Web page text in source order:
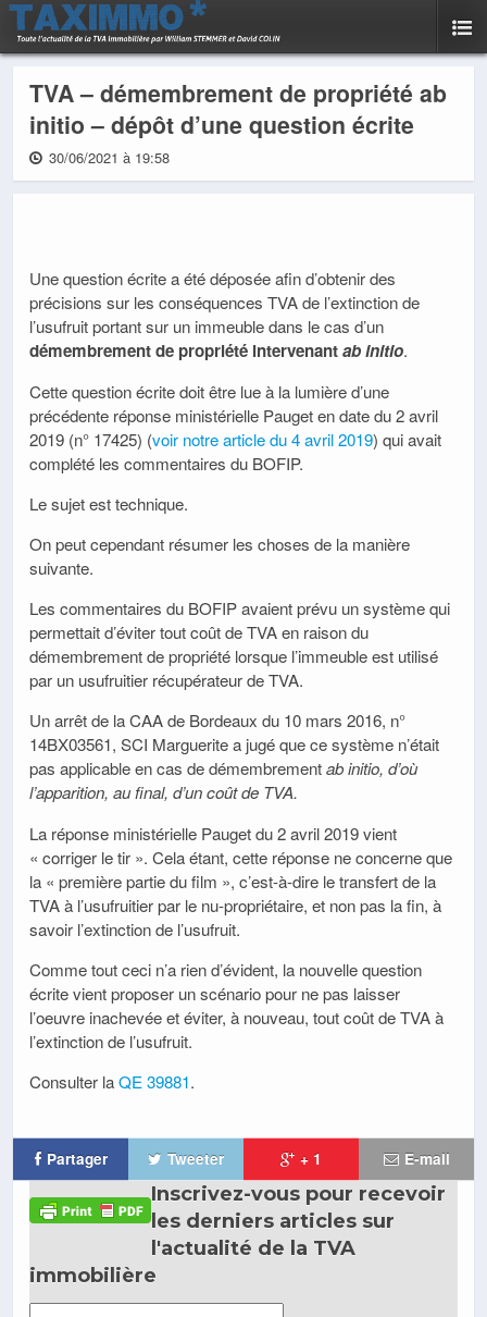
TVA – démembrement de propriété ab
initio – dépôt d’une question écrite
30/06/2021 à 19:58
Une question écrite a été déposée afin d’obtenir des
précisions sur les conséquences TVA de l’extinction de
l’usufruit portant sur un immeuble dans le cas d’un
démembrement de propriété intervenantab initio.
Cette question écrite doit être lue à la lumière d’une
précédente réponse ministérielle Pauget en date du 2 avril
2019 (n° 17425) (voir notre article du 4 avril 2019) qui avait
complété les commentaires du BOFIP.
Le sujet est technique.
On peut cependant résumer les choses de la manière
suivante.
Les commentaires du BOFIP avaient prévu un système qui
permettait d’éviter tout coût de TVA en raison du
démembrement de propriété lorsque l’immeuble est utilisé
par un usufruitier récupérateur de TVA.
Un arrêt de la CAA de Bordeaux du 10 mars 2016, n°
14BX03561, SCI Marguerite a jugé que ce système n’était
pas applicable en cas de démembrementab initio, d’où
l’apparition, au final, d’un coût de TVA.
La réponse ministérielle Pauget du 2 avril 2019 vient
« corriger le tir ». Cela étant, cette réponse ne concerne que
la « première partie du film », c’est-à-dire le transfert de la
TVA à l’usufruitier par le nu-propriétaire, et non pas la fin, à
savoir l’extinction de l’usufruit.
Comme tout ceci n’a rien d’évident, la nouvelle question
écrite vient proposer un scénario pour ne pas laisser
l’oeuvre inachevée et éviter, à nouveau, tout coût de TVA à
l’extinction de l’usufruit.
Consulter laQE 39881.
Partager Tweeter + 1 E-mail
Inscrivez-vous pour recevoir
les derniers articles sur
l'actualité de la TVA
immobilière